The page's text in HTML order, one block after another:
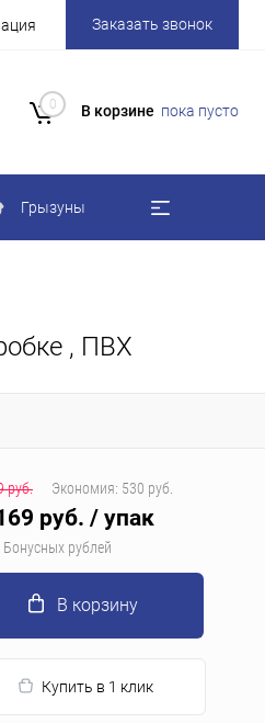
Заказать звонок
0 В корзине пока пусто
Грызуны
, ПВХ
руб. Экономия: 530 руб.
руб. / упак
Бонусных рублей
В корзину
Купить в 1 клик